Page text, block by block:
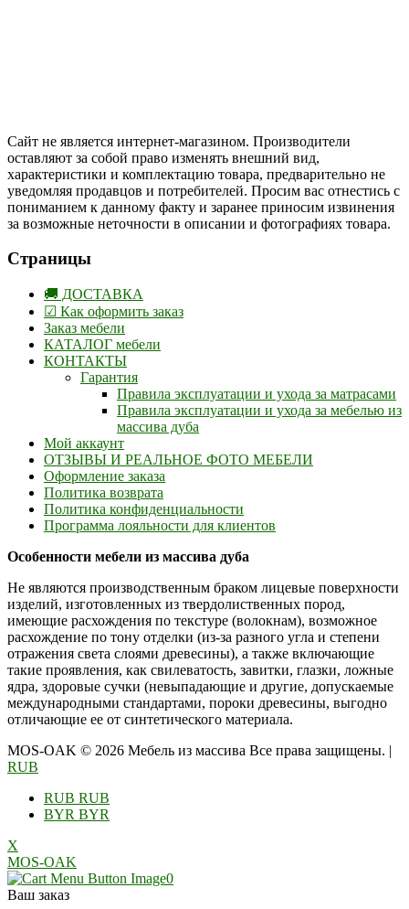
Сайт не является интернет-магазином. Производители
оставляют за собой право изменять внешний вид,
характеристики и комплектацию товара, предварительно не
уведомляя продавцов и потребителей. Просим вас отнестись с
пониманием к данному факту и заранее приносим извинения
за возможные неточности в описании и фотографиях товара.
Страницы
🚚 ДОСТАВКА
☑ Как оформить заказ
Заказ мебели
КАТАЛОГ мебели
КОНТАКТЫ
Гарантия
Правила эксплуатации и ухода за матрасами
Правила эксплуатации и ухода за мебелью из
массива дуба
Мой аккаунт
ОТЗЫВЫ И РЕАЛЬНОЕ ФОТО МЕБЕЛИ
Оформление заказа
Политика возврата
Политика конфиденциальности
Программа лояльности для клиентов
Особенности мебели из массива дуба
Не являются производственным браком лицевые поверхности
изделий, изготовленных из твердолиственных пород,
имеющие расхождения по текстуре (волокнам), возможное
расхождение по тону отделки (из-за разного угла и степени
отражения света слоями древесины), а также включающие
такие проявления, как свилеватость, завитки, глазки, ложные
ядра, здоровые сучки (невыпадающие и другие, допускаемые
международными стандартами, пороки древесины, выгодно
отличающие ее от синтетического материала.
MOS-OAK © 2026 Мебель из массива Все права защищены. |
RUB
RUB RUB
BYR BYR
X
MOS-OAK
0
Ваш заказ